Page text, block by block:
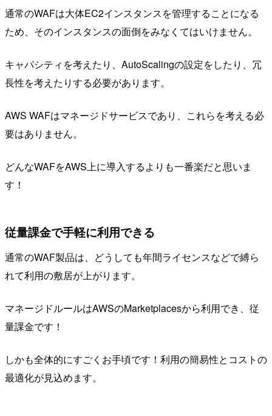
通常のWAFは大体EC2インスタンスを管理することになる
ため、そのインスタンスの面倒をみなくてはいけません。
キャパシティを考えたり、AutoScalingの設定をしたり、冗
長性を考えたりする必要があります。
AWS WAFはマネージドサービスであり、これらを考える必
要はありません。
どんなWAFをAWS上に導入するよりも一番楽だと思いま
す！
従量課金で手軽に利用できる
通常のWAF製品は、どうしても年間ライセンスなどで縛ら
れて利用の敷居が上がります。
マネージドルールはAWSのMarketplacesから利用でき、従
量課金です！
しかも全体的にすごくお手頃です！利用の簡易性とコストの
最適化が見込めます。